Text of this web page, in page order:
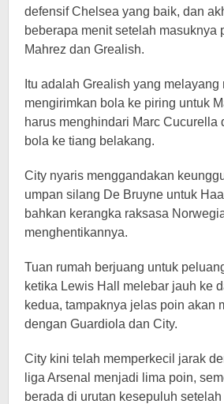
defensif Chelsea yang baik, dan
beberapa menit setelah masuknya
Mahrez dan Grealish.
Itu adalah Grealish yang melayang
mengirimkan bola ke piring untuk
harus menghindari Marc Cucurella
bola ke tiang belakang.
City nyaris menggandakan
umpan silang De Bruyne untuk
bahkan kerangka raksasa
menghentikannya.
Tuan rumah berjuang untuk
ketika Lewis Hall melebar jauh ke
kedua, tampaknya jelas poin akan
dengan Guardiola dan City.
City kini telah memperkecil jarak
liga Arsenal menjadi lima poin,
berada di urutan kesepuluh